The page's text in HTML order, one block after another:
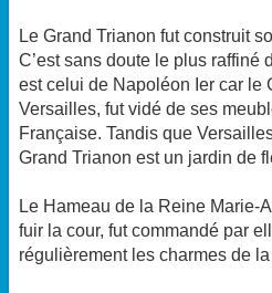
Le Grand Trianon fut construit
C’est sans doute le plus raffiné
est celui de Napoléon Ier car le
Versailles, fut vidé de ses
Française. Tandis que
Grand Trianon est un jardin de
Le Hameau de la Reine Marie-
fuir la cour, fut commandé par
régulièrement les charmes de